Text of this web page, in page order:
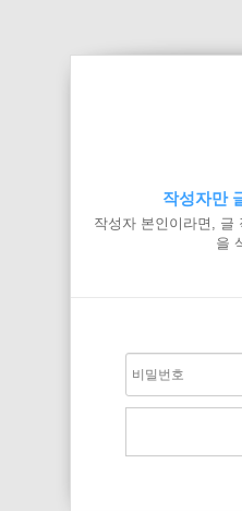
작성자만
작성자 본인이라면, 글
을